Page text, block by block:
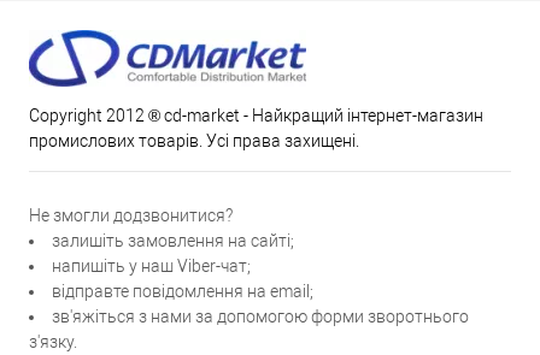
Copyright 2012 ® cd-market - Найкращий інтернет-магазин
промислових товарів. Усі права захищені.
Не змогли додзвонитися?
залишіть замовлення на сайті;
напишіть у наш Viber-чат;
відправте повідомлення на email;
зв'яжіться з нами за допомогою форми зворотнього
з'язку.